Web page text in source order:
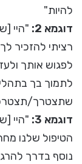
להיות"
דוגמא 2:
"היי
רציתי להזכיר
לפגוש אותך
לתמוך בך
שתצטרך/
דוגמא 3:
"היי
הטיפול שלנו
נוסף בדרך